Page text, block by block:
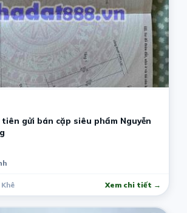
tiên gửi bán cặp siêu phẩm Nguyễn
Xem chi tiết →